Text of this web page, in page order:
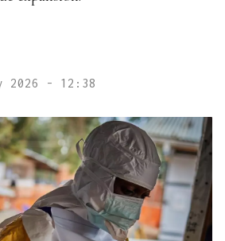
2026 - 12:38